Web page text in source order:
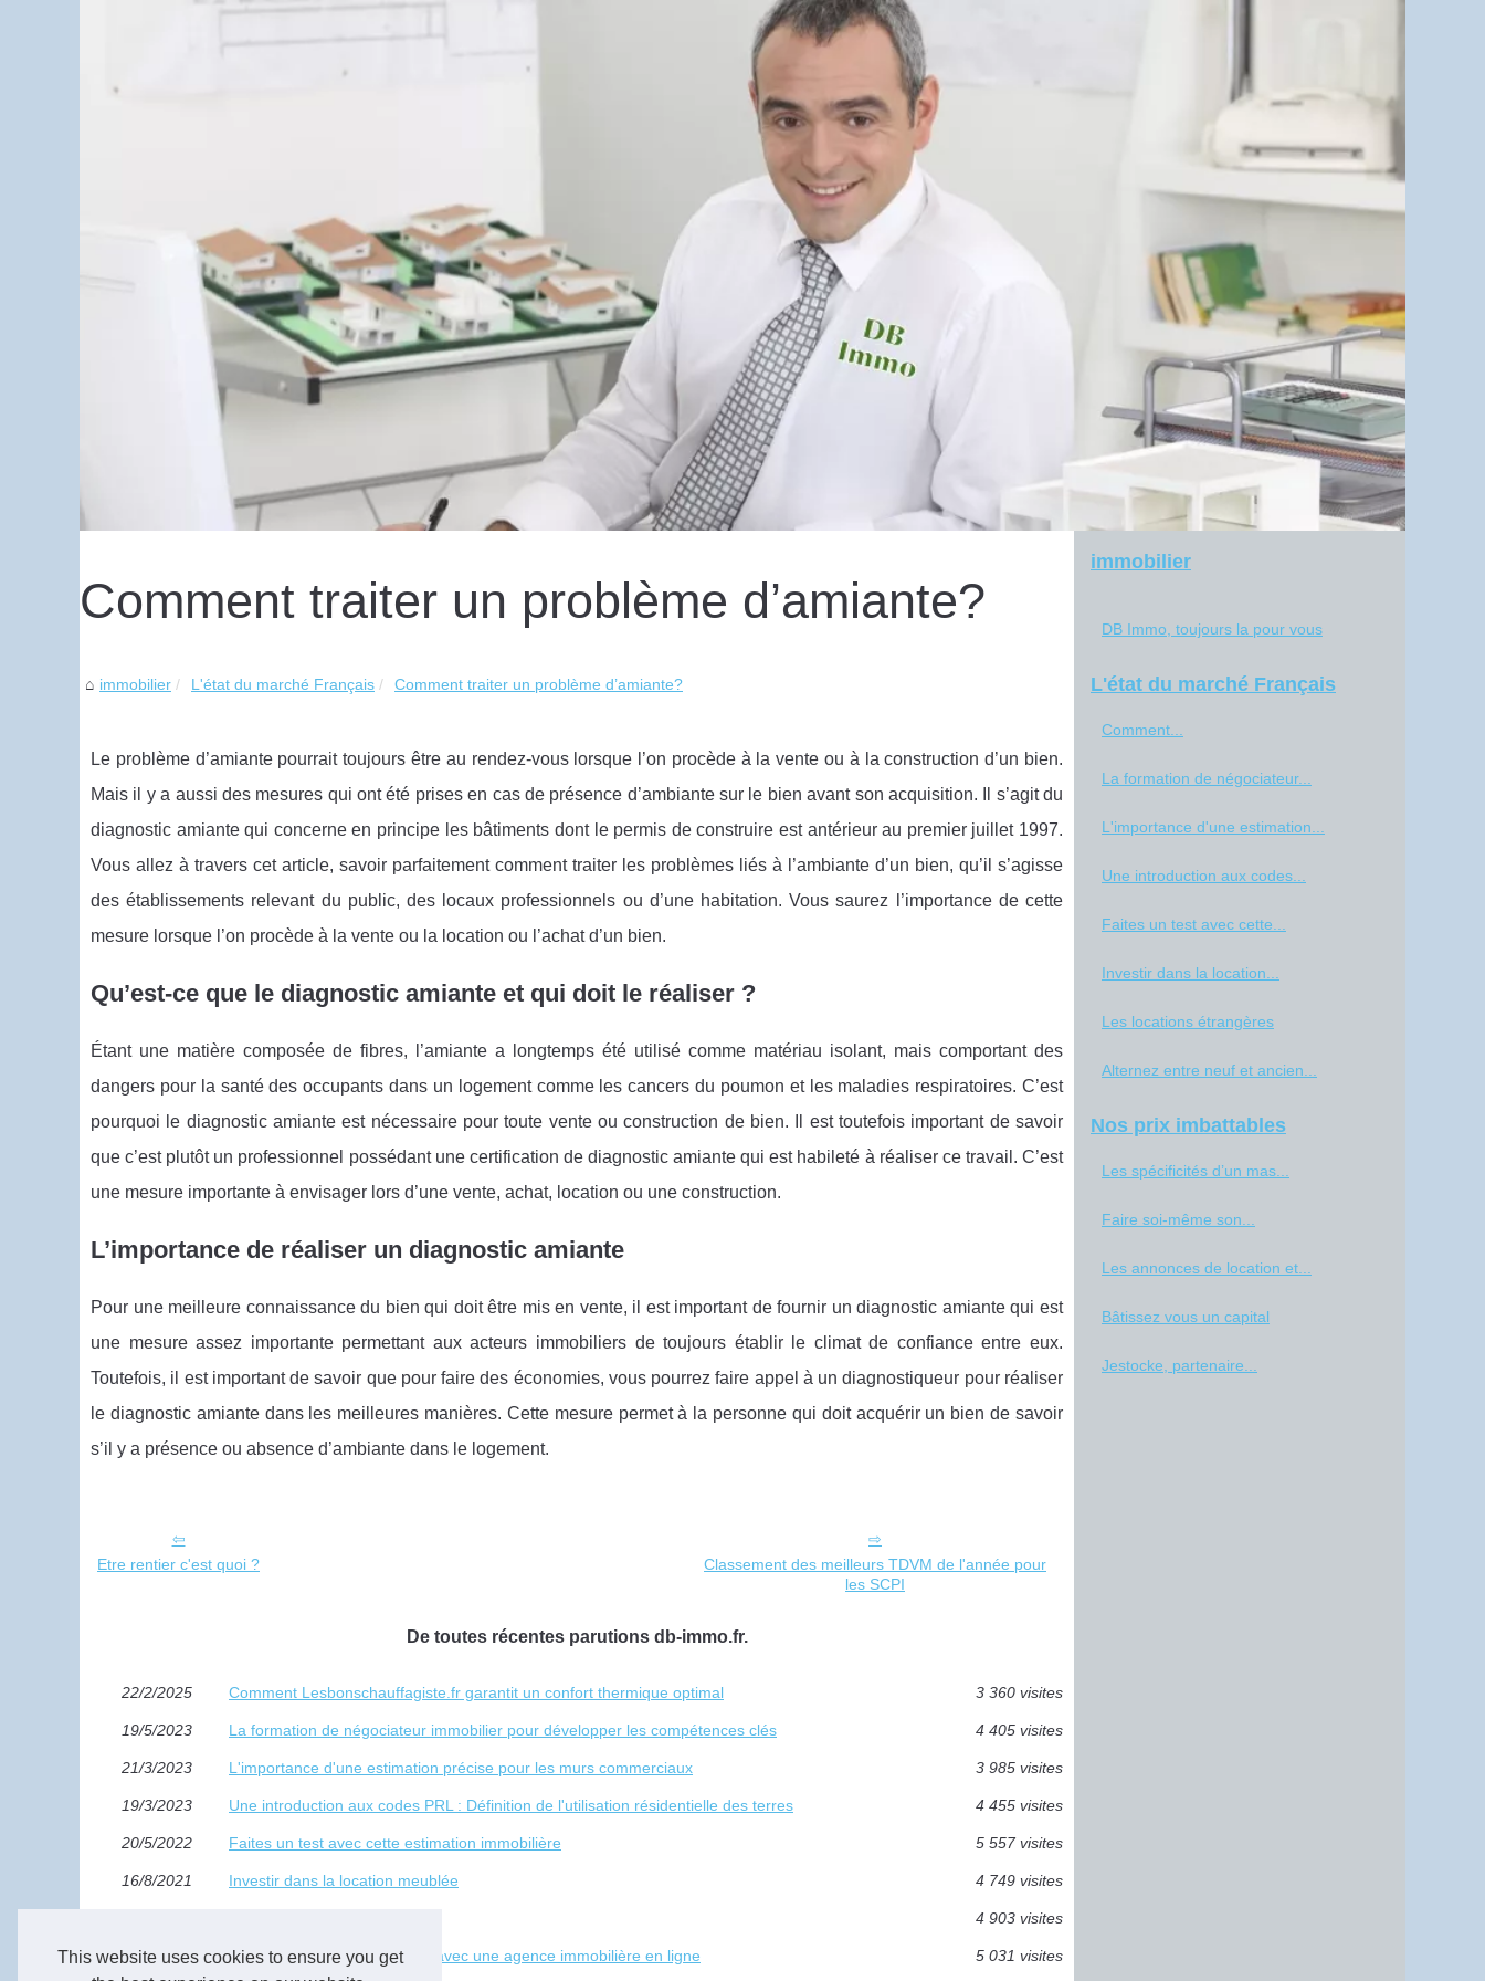
This website uses cookies to ensure you get
Comment traiter un problème d’amiante?
immobilier L'état du marché Français Comment traiter un problème d’amiante?
Le problème d’amiante pourrait toujours être au rendez-vous lorsque l’on procède à la vente ou à la construction d’un bien.
Mais il y a aussi des mesures qui ont été prises en cas de présence d’ambiante sur le bien avant son acquisition. Il s’agit du
diagnostic amiante qui concerne en principe les bâtiments dont le permis de construire est antérieur au premier juillet 1997.
Vous allez à travers cet article, savoir parfaitement comment traiter les problèmes liés à l’ambiante d’un bien, qu’il s’agisse
des établissements relevant du public, des locaux professionnels ou d’une habitation. Vous saurez l’importance de cette
mesure lorsque l’on procède à la vente ou la location ou l’achat d’un bien.
Qu’est-ce que le diagnostic amiante et qui doit le réaliser ?
Étant une matière composée de fibres, l’amiante a longtemps été utilisé comme matériau isolant, mais comportant des
dangers pour la santé des occupants dans un logement comme les cancers du poumon et les maladies respiratoires. C’est
pourquoi le diagnostic amiante est nécessaire pour toute vente ou construction de bien. Il est toutefois important de savoir
que c’est plutôt un professionnel possédant une certification de diagnostic amiante qui est habileté à réaliser ce travail. C’est
une mesure importante à envisager lors d’une vente, achat, location ou une construction.
L’importance de réaliser un diagnostic amiante
Pour une meilleure connaissance du bien qui doit être mis en vente, il est important de fournir un diagnostic amiante qui est
une mesure assez importante permettant aux acteurs immobiliers de toujours établir le climat de confiance entre eux.
Toutefois, il est important de savoir que pour faire des économies, vous pourrez faire appel à un diagnostiqueur pour réaliser
le diagnostic amiante dans les meilleures manières. Cette mesure permet à la personne qui doit acquérir un bien de savoir
s’il y a présence ou absence d’ambiante dans le logement.
Etre rentier c'est quoi ?
Classement des meilleurs TDVM de l'année pour
les SCPI
De toutes récentes parutions db-immo.fr.
22/2/2025 Comment Lesbonschauffagiste.fr garantit un confort thermique optimal 3 360 visites
19/5/2023 La formation de négociateur immobilier pour développer les compétences clés 4 405 visites
21/3/2023 L'importance d'une estimation précise pour les murs commerciaux 3 985 visites
19/3/2023 Une introduction aux codes PRL : Définition de l'utilisation résidentielle des terres 4 455 visites
20/5/2022 Faites un test avec cette estimation immobilière 5 557 visites
16/8/2021 Investir dans la location meublée 4 749 visites
4 903 visites
29/3/2021 Alternez entre neuf et ancien avec une agence immobilière en ligne 5 031 visites
immobilier
DB Immo, toujours la pour vous
L'état du marché Français
Comment...
La formation de négociateur...
L'importance d'une estimation...
Une introduction aux codes...
Faites un test avec cette...
Investir dans la location...
Les locations étrangères
Alternez entre neuf et ancien...
Nos prix imbattables
Les spécificités d’un mas...
Faire soi-même son...
Les annonces de location et...
Bâtissez vous un capital
Jestocke, partenaire...